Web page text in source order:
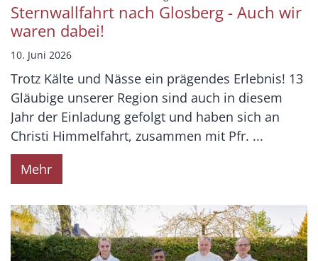
Sternwallfahrt nach Glosberg - Auch wir
waren dabei!
10. Juni 2026
Trotz Kälte und Nässe ein prägendes Erlebnis! 13
Gläubige unserer Region sind auch in diesem
Jahr der Einladung gefolgt und haben sich an
Christi Himmelfahrt, zusammen mit Pfr. ...
Mehr